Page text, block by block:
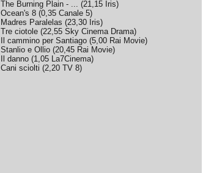
The Burning Plain - ... (21,15 Iris)
Ocean's 8 (0,35 Canale 5)
Madres Paralelas (23,30 Iris)
Tre ciotole (22,55 Sky Cinema Drama)
Il cammino per Santiago (5,00 Rai Movie)
Stanlio e Ollio (20,45 Rai Movie)
Il danno (1,05 La7Cinema)
Cani sciolti (2,20 TV 8)